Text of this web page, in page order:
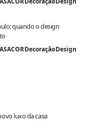
quando o design
DecoraçãoDesign
luxo da casa